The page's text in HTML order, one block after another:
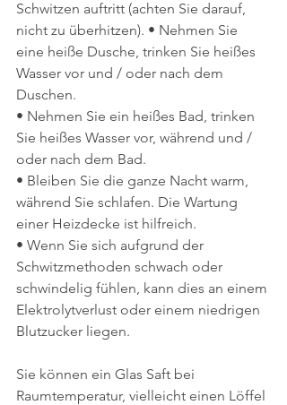
Schwitzen auftritt (achten Sie darauf,
nicht zu überhitzen). • Nehmen Sie
eine heiße Dusche, trinken Sie heißes
Wasser vor und / oder nach dem
Duschen.
• Nehmen Sie ein heißes Bad, trinken
Sie heißes Wasser vor, während und /
oder nach dem Bad.
• Bleiben Sie die ganze Nacht warm,
während Sie schlafen. Die Wartung
einer Heizdecke ist hilfreich.
• Wenn Sie sich aufgrund der
Schwitzmethoden schwach oder
schwindelig fühlen, kann dies an einem
Elektrolytverlust oder einem niedrigen
Blutzucker liegen.
Sie können ein Glas Saft bei
Raumtemperatur, vielleicht einen Löffel